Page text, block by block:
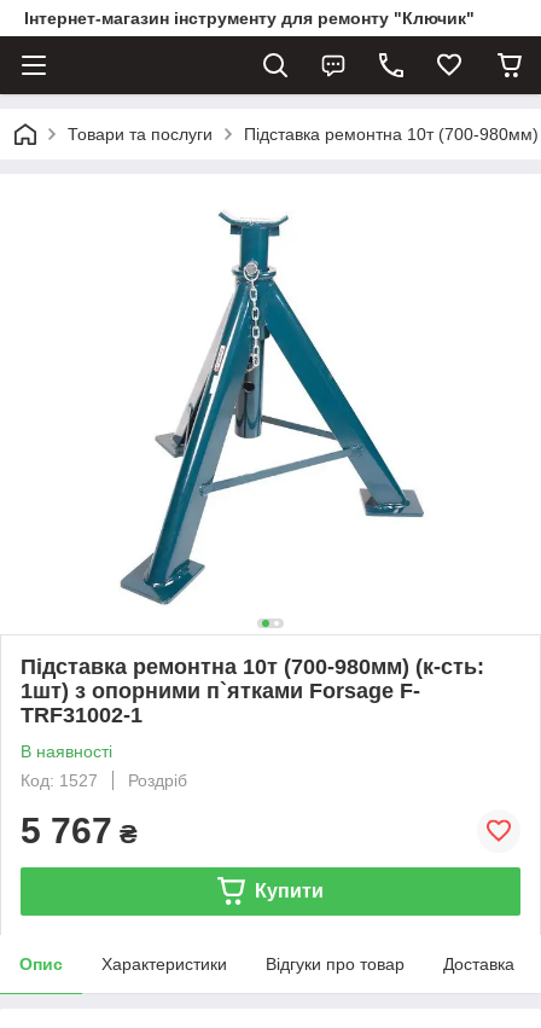
Інтернет-магазин інструменту для ремонту "Ключик"
Товари та послуги Підставка ремонтна 10т (700-
Підставка ремонтна 10т (700-980мм) (к-сть:
1шт) з опорними п`ятками Forsage F-
TRF31002-1
В наявності
Код: 1527
Роздріб
5 767 ₴
Купити
Опис Характеристики Відгуки про товар Доставка